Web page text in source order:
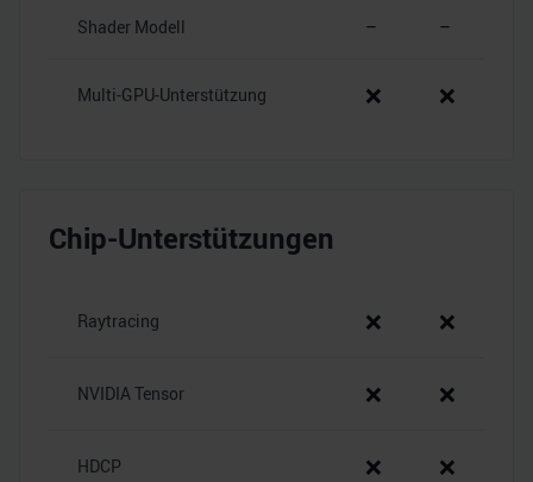
Shader Modell – –
Multi-GPU-Unterstützung ❌ ❌
Chip-Unterstützungen
Raytracing ❌ ❌
NVIDIA Tensor ❌ ❌
HDCP ❌ ❌